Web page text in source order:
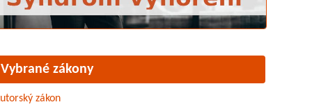
Vybrané zákony
zákon